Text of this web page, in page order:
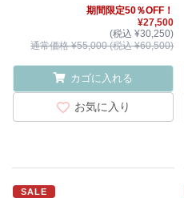
期間限定50％OFF！
¥27,500
(税込 ¥30,250)
通常価格 ¥55,000 (税込 ¥60,500)
カゴに入れる
お気に入り
SALE